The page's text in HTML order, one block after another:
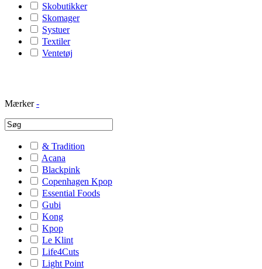
Skobutikker
Skomager
Systuer
Textiler
Ventetøj
Mærker -
& Tradition
Acana
Blackpink
Copenhagen Kpop
Essential Foods
Gubi
Kong
Kpop
Le Klint
Life4Cuts
Light Point